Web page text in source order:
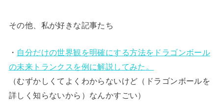
その他、私が好きな記事たち
・ 自分だけの世界観を明確にする方法をドラゴンボール
の未来トランクスを例に解説してみた。
（むずかしくてよくわからないけど（ドラゴンボールを
詳しく知らないから）なんかすごい）